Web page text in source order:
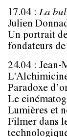
17.04 : La
Julien
Un portrait
fondateurs
24.04 : Jean-
Paradoxe
Le
Lumières et
Filmer dans